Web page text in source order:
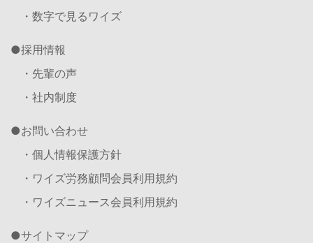
・数字で見るワイズ
採用情報
・先輩の声
・社内制度
お問い合わせ
・個人情報保護方針
・ワイズ労務顧問会員利用規約
・ワイズニュース会員利用規約
サイトマップ